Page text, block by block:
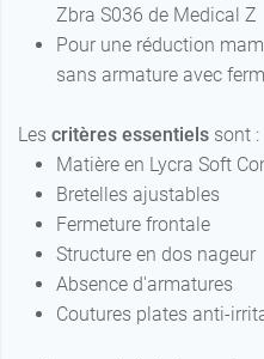
Zbra S036 de Medical Z
Pour une réduction
sans armature avec
Les critères essentiels sont :
Matière en Lycra Soft
Bretelles ajustables
Fermeture frontale
Structure en dos nageur
Absence d'armatures
Coutures plates anti-